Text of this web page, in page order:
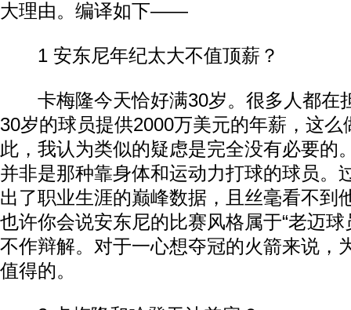
大理由。编译如下——
1 安东尼年纪太大不值顶薪？
卡梅隆今天恰好满30岁。很多人都在
30岁的球员提供2000万美元的年薪，这么
此，我认为类似的疑虑是完全没有必要的
并非是那种靠身体和运动力打球的球员。
出了职业生涯的巅峰数据，且丝毫看不到
也许你会说安东尼的比赛风格属于“老迈球
不作辩解。对于一心想夺冠的火箭来说，
值得的。